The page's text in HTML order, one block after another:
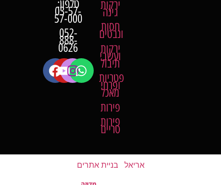
טלפון:
03-57-
57-000
052-
888-
0626
ירקות
גינה
חסות
ונבטים
ירקות
ועשבי
תיבול
פטריות
ופרחי
מאכל
פירות
פירות
טריים
אריאל בניית אתרים